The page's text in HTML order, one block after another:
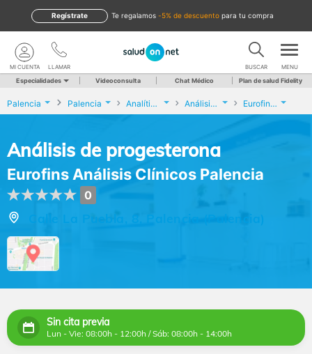
te regalamos -5% de descuento para tu compra
Regístrate
LLAMAR
MI CUENTA BUSCAR MENU
Especialidades Videoconsulta Chat Médico Plan de salud Fidelity
Palencia Palencia Analíticas y Genética Análisis de progesterona Eurofins Análisis Clínicos Palencia
Análisis de progesterona
Eurofins Análisis Clínicos Palencia
0
Calle La Puebla, 8, Palencia (Palencia)
Sin cita previa
Lun - Vie: 08:00h - 12:00h / Sáb: 08:00h - 14:00h